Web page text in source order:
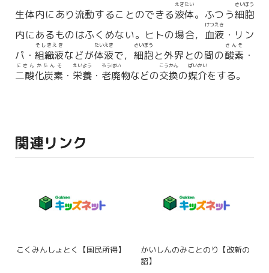
生体内にあり流動することのできる液体
えきたい
。ふつう細胞
さいぼう
内にあるものはふくめない。ヒトの場合， 血液
けつえき
・リン
パ・ 組織液
そしきえき
などが体液
たいえき
で， 細胞
さいぼう
と外界との間の酸素
さんそ
・
二酸化炭素
にさんかたんそ
・ 栄養
えいよう
・ 老廃
ろうはい
物などの交換
こうかん
の媒介
ばいかい
をする。
関連リンク
こくみんしょとく【国民所得】
かいしんのみことのり【改新の
詔】